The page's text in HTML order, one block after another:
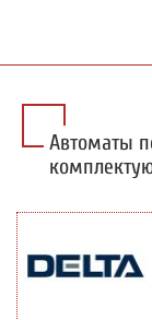
Автоматы